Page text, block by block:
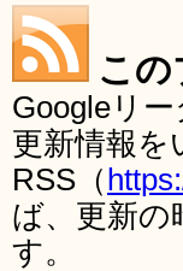
この
Googleリ
更新情報
RSS（
ば、更新の
す。